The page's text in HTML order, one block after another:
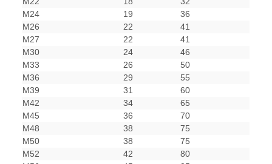
M24
19
36
M26
22
41
M27
22
41
M30
24
46
M33
26
50
M36
29
55
M39
31
60
M42
34
65
M45
36
70
M48
38
75
M50
38
75
M52
42
80